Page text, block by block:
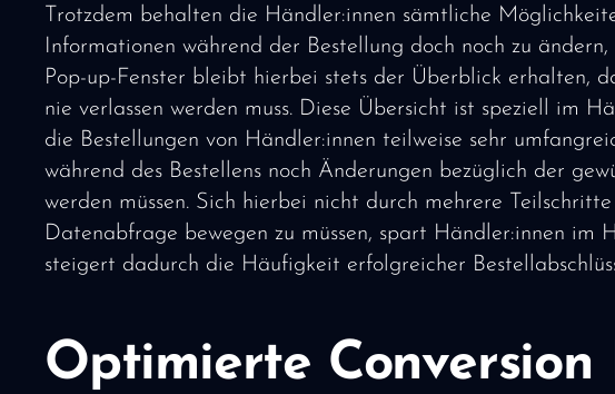
Trotzdem behalten die Händler:innen sämtliche
Informationen während der Bestellung doch noch zu
Pop-up-Fenster bleibt hierbei stets der Überblick erhalten,
nie verlassen werden muss. Diese Übersicht ist speziell im
die Bestellungen von Händler:innen teilweise sehr
während des Bestellens noch Änderungen bezüglich der
werden müssen. Sich hierbei nicht durch mehrere
Datenabfrage bewegen zu müssen, spart Händler:innen
steigert dadurch die Häufigkeit erfolgreicher
Optimierte Conversion